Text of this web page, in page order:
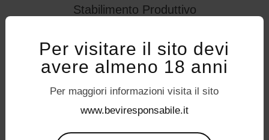
Stabilimento Produttivo
32034 – Pedavena (BL)
servizioconsumatori@birracastello.it
Seguici su
P.I. 01994920302
Per visitare il sito devi
avere almeno 18 anni
Per maggiori informazioni visita il sito
www.beviresponsabile.it